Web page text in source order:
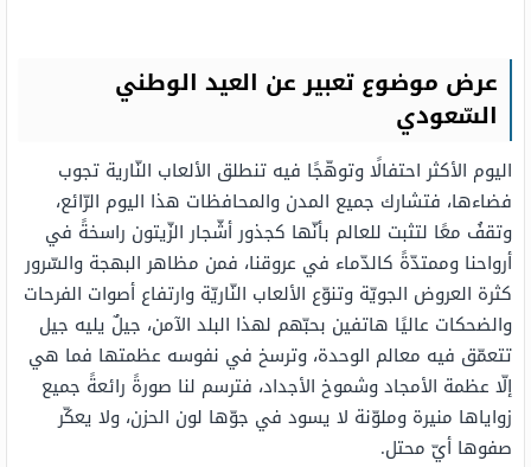
عرض موضوع تعبير عن العيد الوطني
السّعودي
اليوم الأكثر احتفالًا وتوهّجًا فيه تنطلق الألعاب النّارية تجوب
فضاءها، فتشارك جميع المدن والمحافظات هذا اليوم الرّائع،
وتقفُ معًا لتثبت للعالم بأنّها كجذور أشّجار الزّيتون راسخةً في
أرواحنا وممتدّةً كالدّماء في عروقنا، فمن مظاهر البهجة والسّرور
كثرة العروض الجويّة وتنوّع الألعاب النّاريّة وارتفاع أصوات الفرحات
والضحكات عاليًا هاتفين بحبّهم لهذا البلد الآمن، جيلٌ يليه جيل
تتعمّق فيه معالم الوحدة، وترسخ في نفوسه عظمتها فما هي
إلّا عظمة الأمجاد وشموخ الأجداد، فترسم لنا صورةً رائعةً جميع
زواياها منيرة وملوّنة لا يسود في جوّها لون الحزن، ولا يعكّر
صفوها أيّ محتل.